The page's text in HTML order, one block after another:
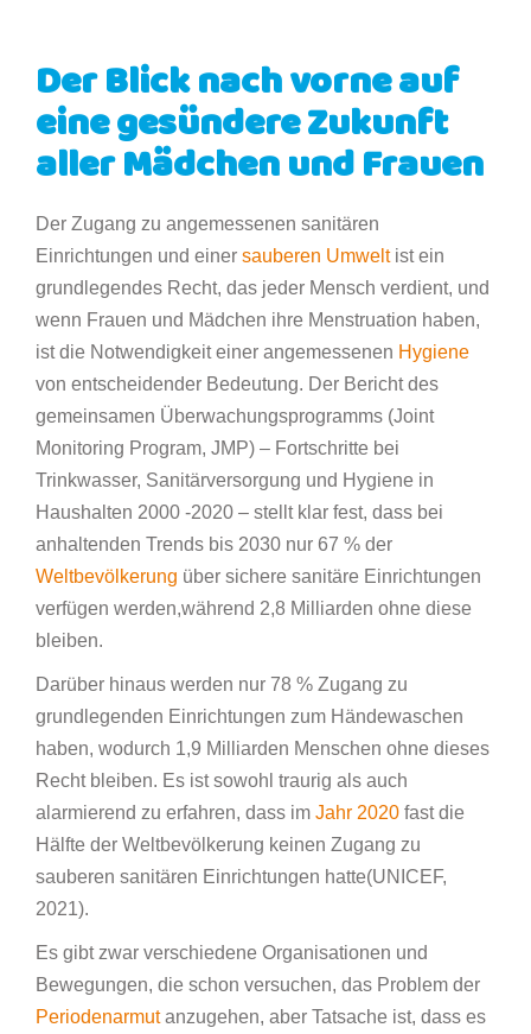
Der Blick nach vorne auf
eine gesündere Zukunft
aller Mädchen und Frauen
Der Zugang zu angemessenen sanitären
Einrichtungen und einer sauberen Umweltist ein
grundlegendes Recht, das jeder Mensch verdient, und
wenn Frauen und Mädchen ihre Menstruation haben,
ist die Notwendigkeit einer angemessenen Hygiene
von entscheidender Bedeutung. Der Bericht des
gemeinsamen Überwachungsprogramms (Joint
Monitoring Program, JMP) – Fortschritte bei
Trinkwasser, Sanitärversorgung und Hygiene in
Haushalten 2000 -2020 – stellt klar fest, dass bei
anhaltenden Trends bis 2030 nur 67 % der
Weltbevölkerung über sichere sanitäre Einrichtungen
verfügen werden,während 2,8 Milliarden ohne diese
bleiben.
Darüber hinaus werden nur 78 % Zugang zu
grundlegenden Einrichtungen zum Händewaschen
haben, wodurch 1,9 Milliarden Menschen ohne dieses
Recht bleiben. Es ist sowohl traurig als auch
alarmierend zu erfahren, dass im Jahr 2020 fast die
Hälfte der Weltbevölkerung keinen Zugang zu
sauberen sanitären Einrichtungen hatte(UNICEF,
2021).
Es gibt zwar verschiedene Organisationen und
Bewegungen, die schon versuchen, das Problem der
Periodenarmutanzugehen, aber Tatsache ist, dass es